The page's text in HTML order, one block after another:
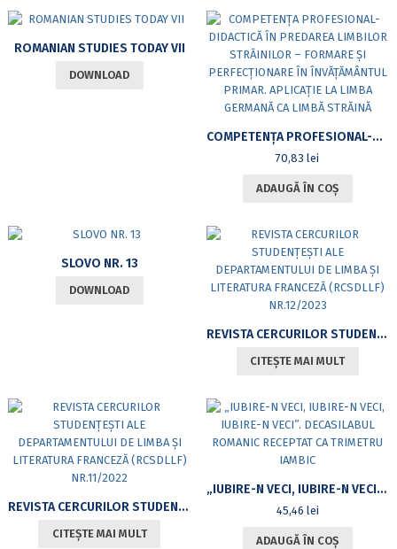
ROMANIAN STUDIES TODAY VII
DOWNLOAD
COMPETENȚA PROFESIONAL-DIDACTICĂ ÎN PREDAREA LIMBILOR STRĂINILOR – FORMARE ȘI PERFECȚIONARE ÎN ÎNVĂȚĂMÂNTUL PRIMAR. APLICAȚIE LA LIMBA GERMANĂ CA LIMBĂ STRĂINĂ
70,83lei
ADAUGĂ ÎN COȘ
SLOVO NR. 13
DOWNLOAD
REVISTA CERCURILOR STUDENȚEȘTI ALE DEPARTAMENTULUI DE LIMBA ȘI LITERATURA FRANCEZĂ (RCSDLLF) NR.12/2023
CITEȘTE MAI MULT
REVISTA CERCURILOR STUDENȚEȘTI ALE DEPARTAMENTULUI DE LIMBA ȘI LITERATURA FRANCEZĂ (RCSDLLF) NR.11/2022
CITEȘTE MAI MULT
„IUBIRE-N VECI, IUBIRE-N VECI, IUBIRE-N VECI”. DECASILABUL ROMANIC RECEPTAT CA TRIMETRU IAMBIC
45,46 lei
ADAUGĂ ÎN COȘ